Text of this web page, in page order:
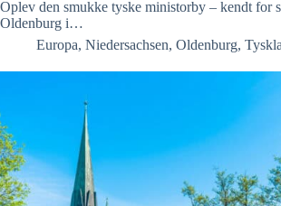
Oplev den smukke tyske ministorby – kendt for
Oldenburg i…
Europa, Niedersachsen, Oldenburg,